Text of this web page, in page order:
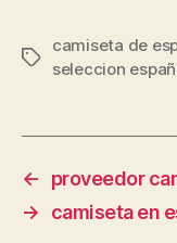
Etiquetas
camiseta de
seleccion
←
proveedor
→
camiseta en